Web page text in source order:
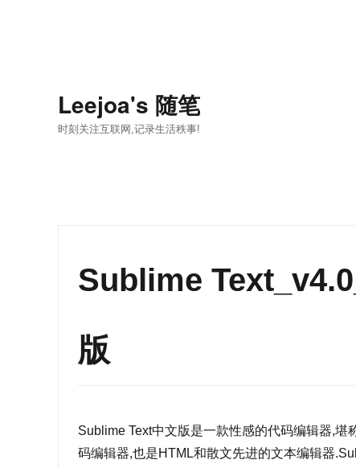
Leejoa's 随笔
时刻关注互联网,记录生活秩事!
Sublime
版
Sublime Text中文版是一款性感的代码编辑器,
码编辑器,也是HTML和散文先进的文本编辑器